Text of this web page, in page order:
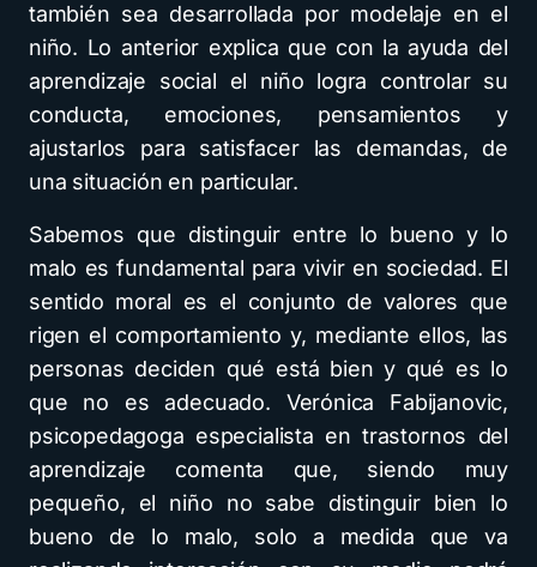
también sea desarrollada por modelaje en el
niño. Lo anterior explica que con la ayuda del
aprendizaje social el niño logra controlar su
conducta, emociones, pensamientos y
ajustarlos para satisfacer las demandas, de
una situación en particular.
Sabemos que distinguir entre lo bueno y lo
malo es fundamental para vivir en sociedad. El
sentido moral es el conjunto de valores que
rigen el comportamiento y, mediante ellos, las
personas deciden qué está bien y qué es lo
que no es adecuado. Verónica Fabijanovic,
psicopedagoga especialista en trastornos del
aprendizaje comenta que, siendo muy
pequeño, el niño no sabe distinguir bien lo
bueno de lo malo, solo a medida que va